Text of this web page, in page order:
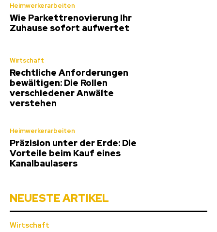
Heimwerkerarbeiten
Wie Parkettrenovierung Ihr
Zuhause sofort aufwertet
Wirtschaft
Rechtliche Anforderungen
bewältigen: Die Rollen
verschiedener Anwälte
verstehen
Heimwerkerarbeiten
Präzision unter der Erde: Die
Vorteile beim Kauf eines
Kanalbaulasers
NEUESTE ARTIKEL
Wirtschaft